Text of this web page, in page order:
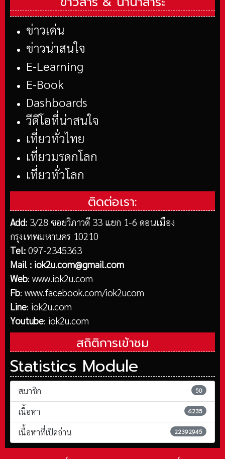
ข่าวเด่น
ข่าวน่าสนใจ
E-Learning
E-Book
Dashboards
วีดีโอที่น่าสนใจ
เที่ยวทั่วไทย
เที่ยวมรดกโลก
เที่ยวทั่วโลก
ติดต่อเรา:
Add: 3/28 ซอยวิภาวดี 33 แยก 1-6 ดอนเมือง
กรุงเทพมหานคร 10210
Tel: 097-2345363
Mail : iok2u.com@gmail.com
Web: www.iok2u.com
Fb: www.facebook.com/iok2ucom
Line: iok2u.com
Youtube: iok2u.com
สถิติการเข้าชม
Statistics Module
สมาชิก 50
เนื้อหา 6235
เนื้อหาที่เปิดอ่าน 22392945